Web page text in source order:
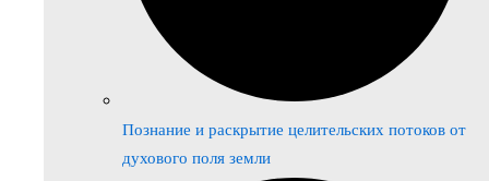
Познание и раскрытие целительских потоков от
духового поля земли